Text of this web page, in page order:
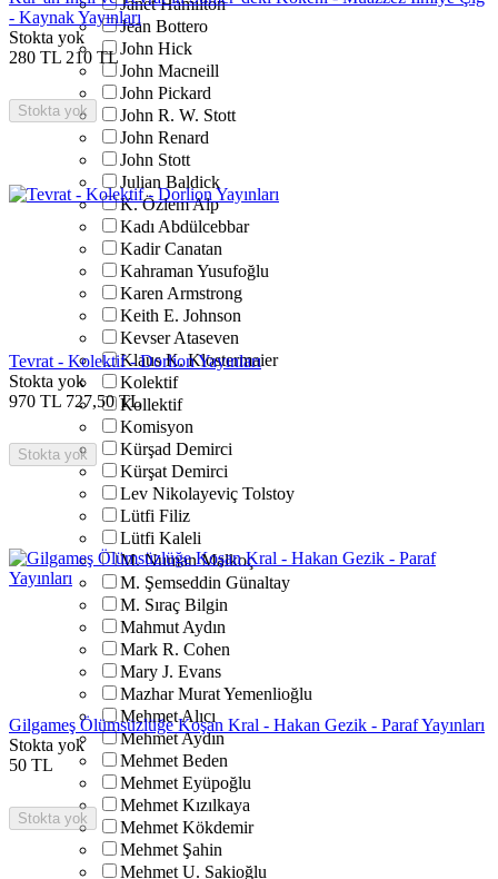
Janet Hamilton
Jean Bottero
John Hick
John Macneill
John Pickard
John R. W. Stott
John Renard
John Stott
Julian Baldick
K. Özlem Alp
Kadı Abdülcebbar
Kadir Canatan
Kahraman Yusufoğlu
Karen Armstrong
Keith E. Johnson
Kevser Ataseven
Klaus K. Klostermaier
Kolektif
Kollektif
Komisyon
Kürşad Demirci
Kürşat Demirci
Lev Nikolayeviç Tolstoy
Lütfi Filiz
Lütfi Kaleli
M. Numan Malkoç
M. Şemseddin Günaltay
M. Sıraç Bilgin
Mahmut Aydın
Mark R. Cohen
Mary J. Evans
Mazhar Murat Yemenlioğlu
Mehmet Alıcı
Mehmet Aydın
Mehmet Beden
Mehmet Eyüpoğlu
Mehmet Kızılkaya
Mehmet Kökdemir
Mehmet Şahin
Mehmet U. Sakioğlu
- Kaynak Yayınları
Stokta yok
280 TL 210 TL
Stokta yok
Tevrat - Kolektif - Dorlion Yayınları
Stokta yok
970 TL 727,50 TL
Stokta yok
Gilgameş Ölümsüzlüğe Koşan Kral - Hakan Gezik - Paraf Yayınları
Stokta yok
50 TL
Stokta yok